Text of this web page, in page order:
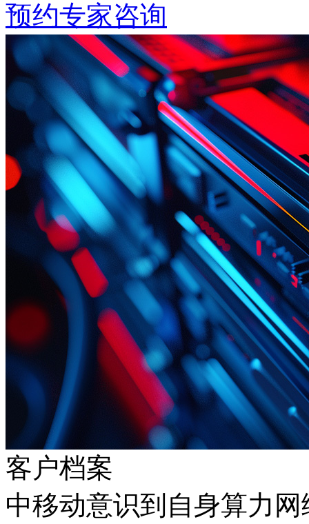
预约专家咨询
客户档案
中移动意识到自身算力